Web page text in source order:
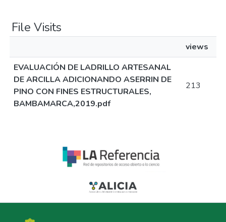
File Visits
views
EVALUACIÓN DE LADRILLO ARTESANAL
DE ARCILLA ADICIONANDO ASERRIN DE
PINO CON FINES ESTRUCTURALES,
BAMBAMARCA,2019.pdf
213